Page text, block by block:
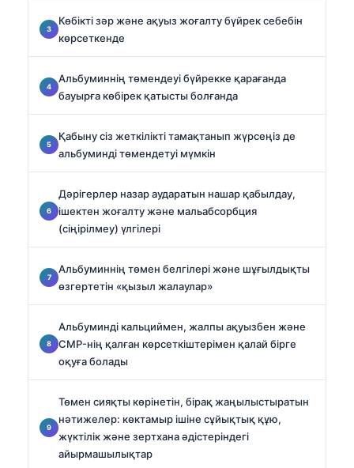
Көбікті зәр және ақуыз жоғалту бүйрек себебін
көрсеткенде
Альбуминнің төмендеуі бүйрекке қарағанда
бауырға көбірек қатысты болғанда
Қабыну сіз жеткілікті тамақтанып жүрсеңіз де
альбуминді төмендетуі мүмкін
Дәрігерлер назар аударатын нашар қабылдау,
ішектен жоғалту және мальабсорбция
(сіңірілмеу) үлгілері
Альбуминнің төмен белгілері және шұғылдықты
өзгертетін «қызыл жалаулар»
Альбуминді кальциймен, жалпы ақуызбен және
CMP-нің қалған көрсеткіштерімен қалай бірге
оқуға болады
Төмен сияқты көрінетін, бірақ жаңылыстыратын
нәтижелер: көктамыр ішіне сұйықтық құю,
жүктілік және зертхана әдістеріндегі
айырмашылықтар